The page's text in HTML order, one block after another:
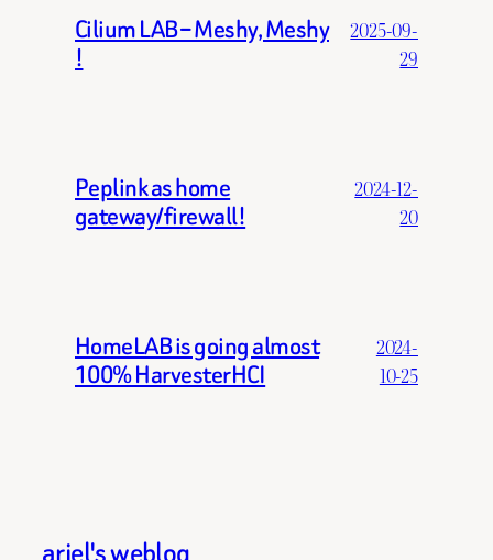
Cilium LAB – Meshy, Meshy
!
2025-09-
29
Peplink as home
gateway/firewall!
2024-12-
20
HomeLAB is going almost
100% HarvesterHCI
2024-
10-25
ariel's weblog